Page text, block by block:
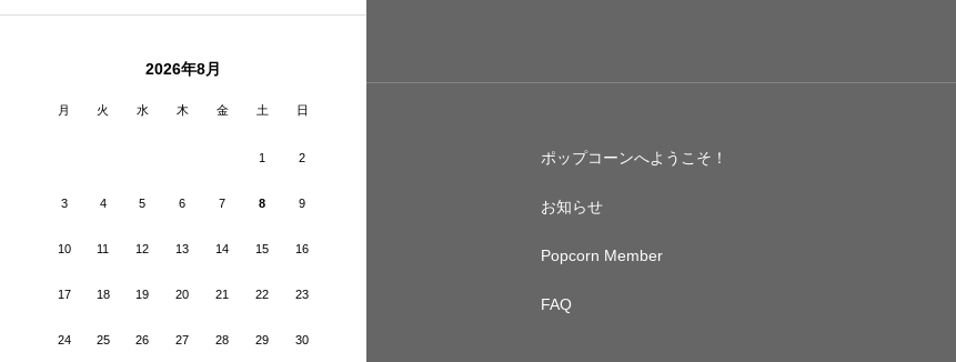
2026年8月
月 火 水 木 金 土 日
1 2
3 4 5 6 7 8 9
10 11 12 13 14 15 16
17 18 19 20 21 22 23
24 25 26 27 28 29 30
ポップコーンへようこそ！
お知らせ
Popcorn Member
FAQ